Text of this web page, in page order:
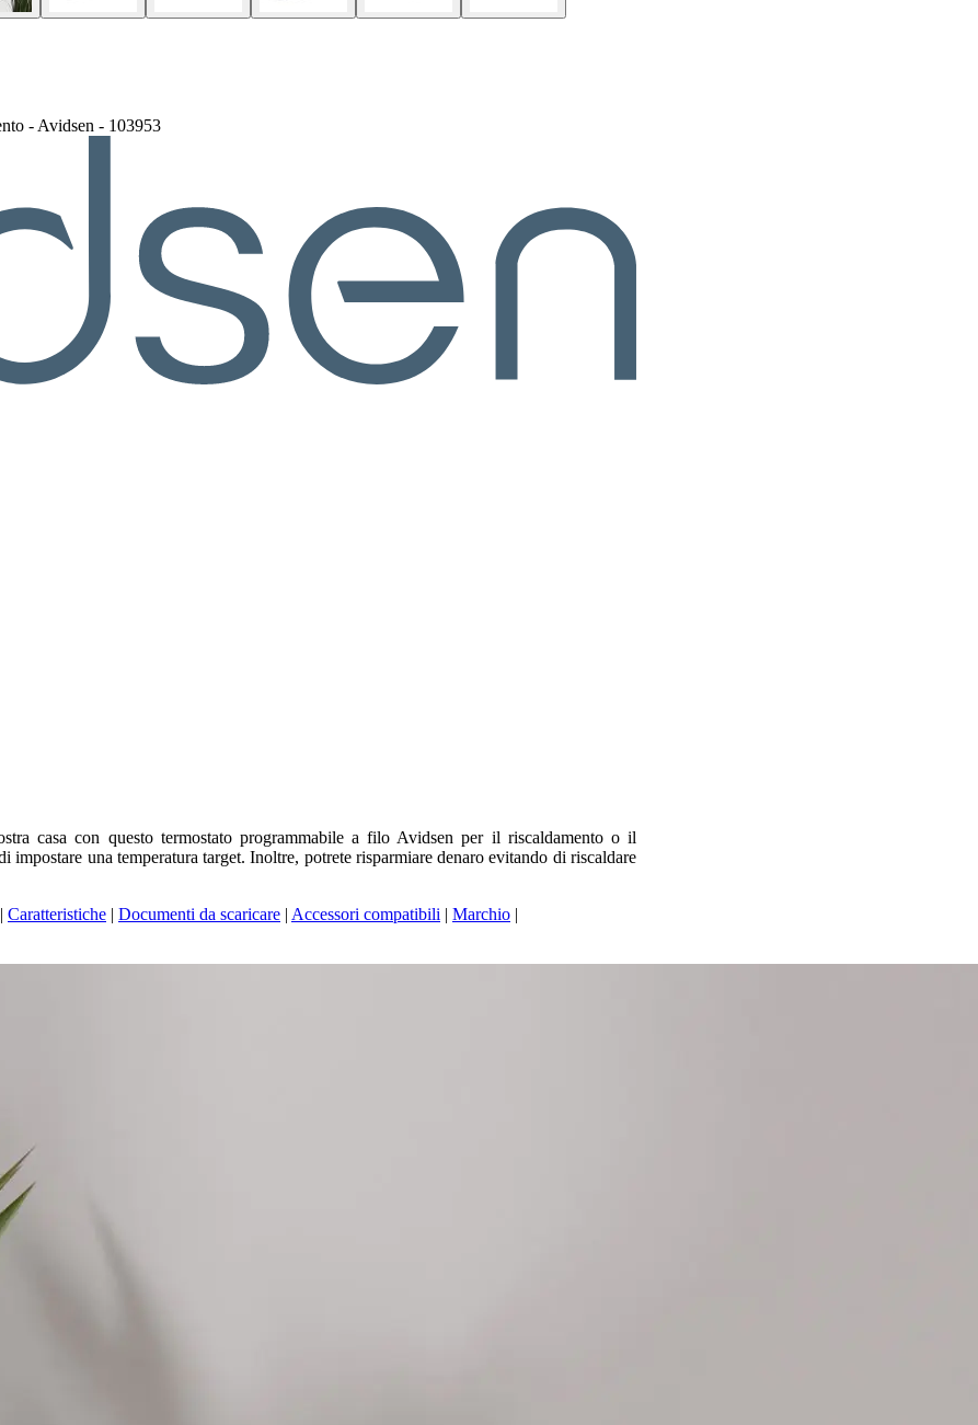
- Avidsen - 103953
casa con questo termostato programmabile a filo Avidsen per il riscaldamento o il
una temperatura target. Inoltre, potrete risparmiare denaro evitando di riscaldare
| Caratteristiche | Documenti da scaricare | Accessori compatibili | Marchio |